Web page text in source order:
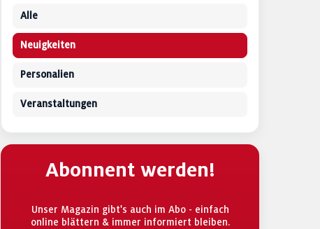
Alle
Neuigkeiten
Personalien
Veranstaltungen
Abonnent werden!
Unser Magazin gibt's auch im Abo - einfach
online blättern & immer informiert bleiben.